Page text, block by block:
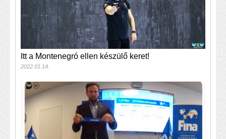
Itt a Montenegró ellen készülő keret!
2022.01.14.